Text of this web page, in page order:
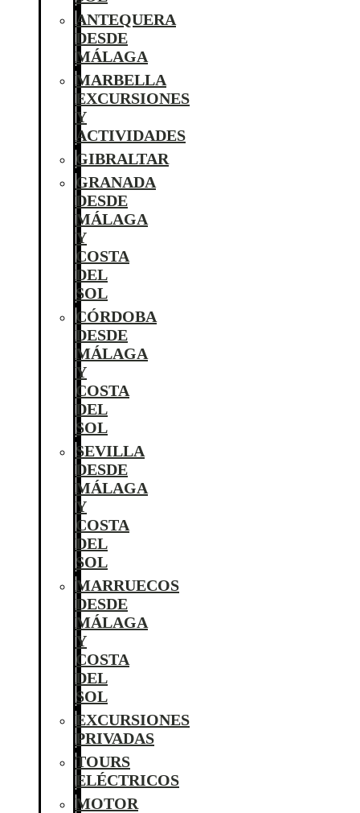
ANTEQUERA
DESDE
MÁLAGA
MARBELLA
EXCURSIONES
Y
ACTIVIDADES
GIBRALTAR
GRANADA
DESDE
MÁLAGA
Y
COSTA
DEL
SOL
CÓRDOBA
DESDE
MÁLAGA
Y
COSTA
DEL
SOL
SEVILLA
DESDE
MÁLAGA
Y
COSTA
DEL
SOL
MARRUECOS
DESDE
MÁLAGA
Y
COSTA
DEL
SOL
EXCURSIONES
PRIVADAS
TOURS
ELÉCTRICOS
MOTOR